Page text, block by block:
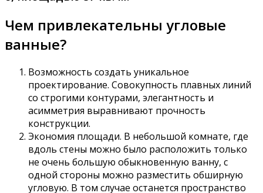
Чем привлекательны угловые
ванные?
Возможность создать уникальное
проектирование. Совокупность плавных линий
со строгими контурами, элегантность и
асимметрия выравнивают прочность
конструкции.
Экономия площади. В небольшой комнате, где
вдоль стены можно было расположить только
не очень большую обыкновенную ванну, с
одной стороны можно разместить обширную
угловую. В том случае останется пространство